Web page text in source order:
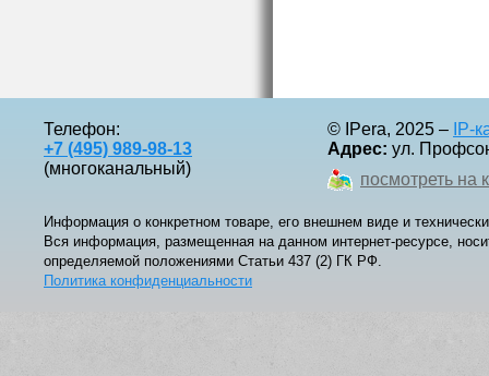
Телефон:
+7 (495) 989-98-13
(многоканальный)
© IPera, 2025 – IP-
Адрес: ул.
посмотреть на
Информация о конкретном товаре, его внешнем виде и
Вся информация, размещенная на данном интернет-ресурсе,
определяемой положениями Статьи 437 (2) ГК РФ.
Политика конфиденциальности